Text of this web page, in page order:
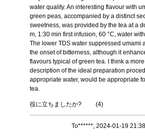
water quality. An interesting flavour with
green peas, accompanied by a distinct
sweetness, was provided by the tea at a
m, 1:30 min first infusion, 60 °C, water
The lower TDS water suppressed umami
the onset of bitterness, although it
flavours typical of green tea. I think a
description of the ideal preparation
appropriate water, would be appropriate
tea.
役に立ちましたか? (4)
To******, 2024-01-19